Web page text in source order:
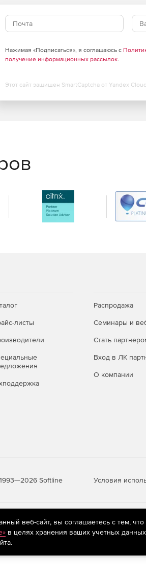
на корпоративном смартфоне.
режиме
2019
Нажимая «Подписаться», я соглашаюсь с
получение информационных рассылок.
Этот сайт защищен SmartCaptcha от Yandex
листы
Распродажа
Семинары и
Стать
Вход в ЛК
О компании
Softline Условия
рекомендательные технологии
пользователей сети
веб-сайт, вы соглашаетесь с тем,
в целях хранения ваших учетных